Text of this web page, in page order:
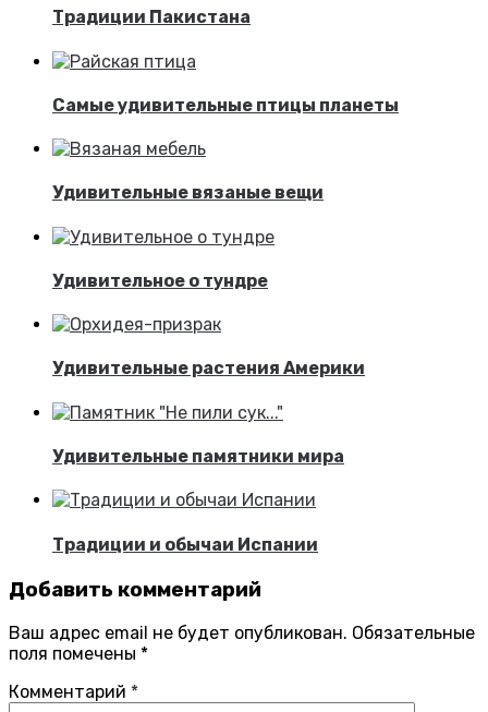
Традиции Пакистана
Самые удивительные птицы планеты
Удивительные вязаные вещи
Удивительное о тундре
Удивительные растения Америки
Удивительные памятники мира
Традиции и обычаи Испании
Добавить комментарий
Ваш адрес email не будет опубликован. Обязательные
поля помечены *
Комментарий *